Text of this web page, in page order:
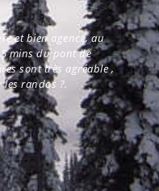
et bien agencé, au
mins du pont de
sont très agréable ,
randos ?.